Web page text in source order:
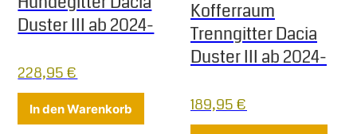
Duster III ab 2024-
228,95€
In den Warenkorb
Kofferraum
Trenngitter Dacia
Duster III ab 2024-
189,95€